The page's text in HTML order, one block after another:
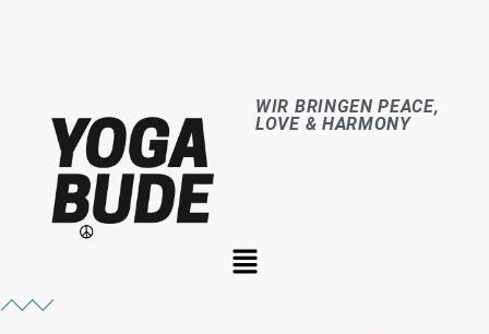
WIR BRINGEN PEACE,
LOVE & HARMONY